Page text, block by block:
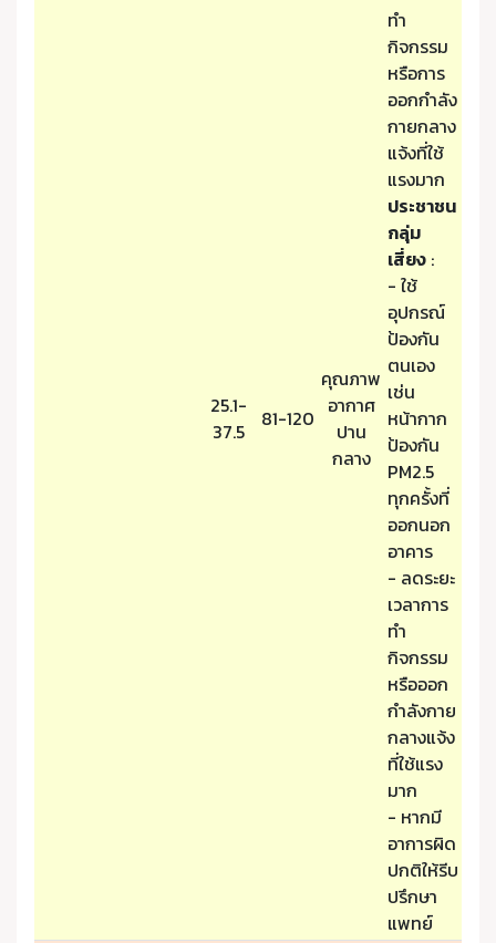
25.1-
37.5
81-120
คุณภาพ
อากาศ
ปาน
กลาง
ทำ
กิจกรรม
หรือการ
ออกกำลัง
กายกลาง
แจ้งที่ใช้
แรงมาก
ประชาชน
กลุ่ม
เสี่ยง :
- ใช้
อุปกรณ์
ป้องกัน
ตนเอง
เช่น
หน้ากาก
ป้องกัน
PM2.5
ทุกครั้งที่
ออกนอก
อาคาร
- ลดระยะ
เวลาการ
ทำ
กิจกรรม
หรือออก
กำลังกาย
กลางแจ้ง
ที่ใช้แรง
มาก
- หากมี
อาการผิด
ปกติให้รีบ
ปรึกษา
แพทย์